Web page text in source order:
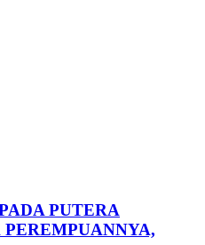
PUTERA